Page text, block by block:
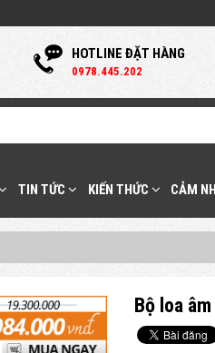
HOTLINE ĐẶT HÀNG
0978.445.202
TIN TỨC KIẾN THỨC CẢM
Bộ loa